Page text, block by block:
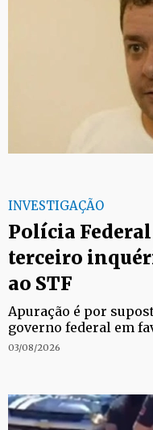
INVESTIGAÇÃO
Polícia
terceiro
ao STF
Apuração é por
governo federal em
03/08/2026